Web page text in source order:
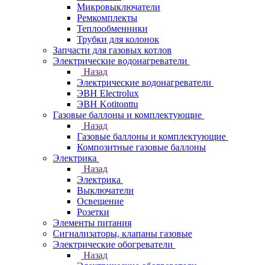
Микровыключатели
Ремкомплекты
Теплообменники
Трубки для колонок
Запчасти для газовых котлов
Электрические водонагреватели
Назад
Электрические водонагреватели
ЭВН Electrolux
ЭВН Kotitonttu
Газовые баллоны и комплектующие
Назад
Газовые баллоны и комплектующие
Композитные газовые баллоны
Электрика
Назад
Электрика
Выключатели
Освещение
Розетки
Элементы питания
Сигнализаторы, клапаны газовые
Электрические обогреватели
Назад